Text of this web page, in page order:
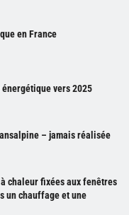
en France
vers 2025
– jamais réalisée
chaleur fixées aux fenêtres
un chauffage et une